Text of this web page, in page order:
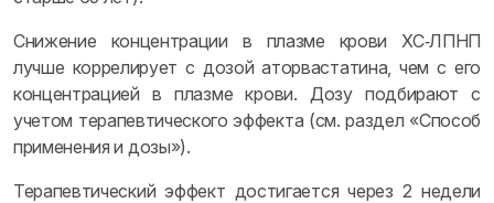
Снижение концентрации в плазме крови ХС‑ЛПНП
лучше коррелирует с дозой аторвастатина, чем с его
концентрацией в плазме крови. Дозу подбирают с
учетом терапевтического эффекта (см. раздел «Способ
применения и дозы»).
Терапевтический эффект достигается через 2 недели